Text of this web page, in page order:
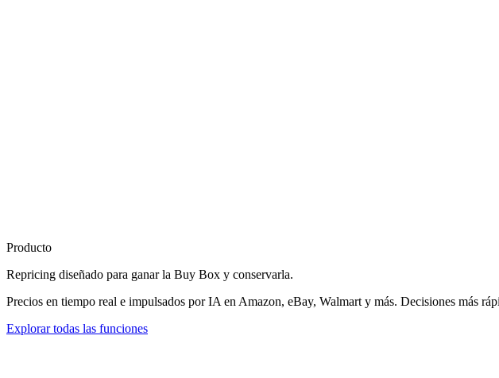
Producto
Repricing diseñado para ganar la Buy Box y conservarla.
Precios en tiempo real e impulsados por IA en Amazon, eBay, Walmart y más. Decisiones más
Explorar todas las funciones